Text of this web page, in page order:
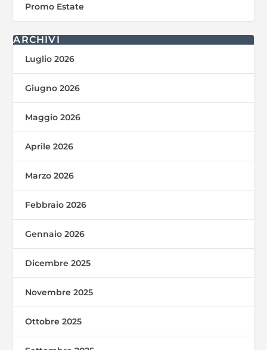
Promo Estate
ARCHIVI
Luglio 2026
Giugno 2026
Maggio 2026
Aprile 2026
Marzo 2026
Febbraio 2026
Gennaio 2026
Dicembre 2025
Novembre 2025
Ottobre 2025